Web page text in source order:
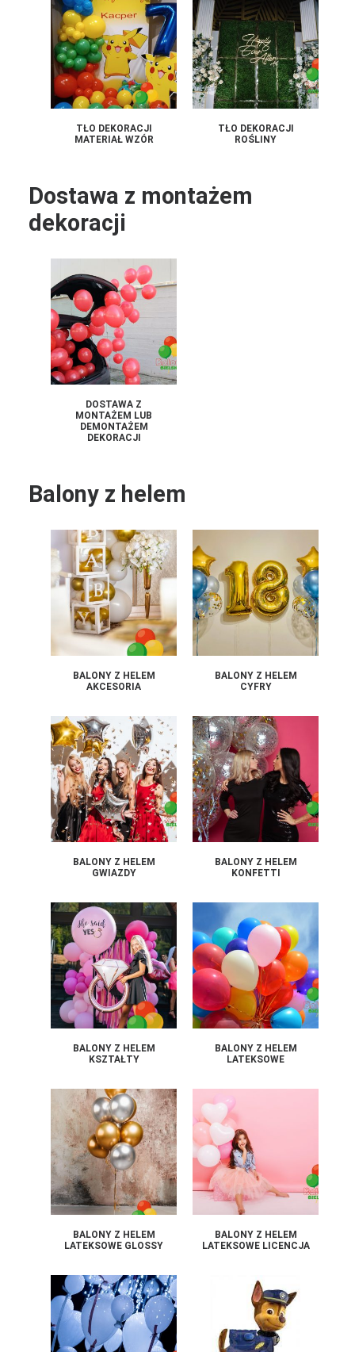
TŁO DEKORACJI
MATERIAŁ WZÓR
TŁO DEKORACJI
ROŚLINY
Dostawa z montażem
dekoracji
DOSTAWA Z
MONTAŻEM LUB
DEMONTAŻEM
DEKORACJI
Balony z helem
BALONY Z HELEM
AKCESORIA
BALONY Z HELEM
CYFRY
BALONY Z HELEM
GWIAZDY
BALONY Z HELEM
KONFETTI
BALONY Z HELEM
KSZTAŁTY
BALONY Z HELEM
LATEKSOWE
BALONY Z HELEM
LATEKSOWE GLOSSY
BALONY Z HELEM
LATEKSOWE LICENCJA